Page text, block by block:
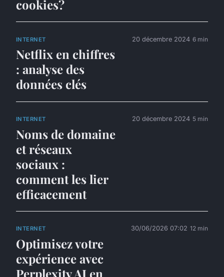
cookies?
INTERNET
Netflix en chiffres
: analyse des
données clés
20 décembre 2024 6 min
INTERNET
Noms de domaine
et réseaux
sociaux :
comment les lier
efficacement
20 décembre 2024 5 min
INTERNET
Optimisez votre
expérience avec
Perplexity AI en
30/06/2026 07:02 12 min